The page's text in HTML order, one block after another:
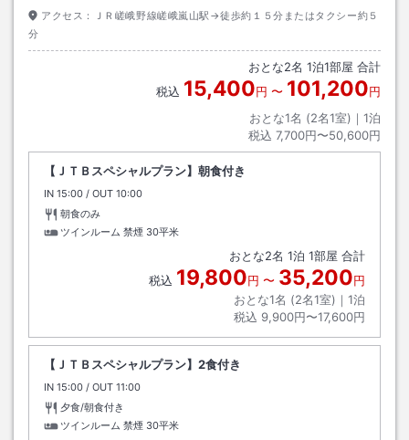
アクセス：
ＪＲ嵯峨野線嵯峨嵐山駅→徒歩約１５分またはタクシー約５
分
おとな2名 1泊1部屋 合計
税込 15,400円 〜 101,200円
おとな1名 (2名1室)｜ 1泊
税込 7,700円〜50,600円
【ＪＴＢスペシャルプラン】朝食付き
IN チェックイン
15:00 / OUT チェックアウト
10:00
朝食のみ
ツインルーム 禁煙 30平米
おとな2名 1泊 1部屋 合計
税込 19,800円 〜 35,200円
おとな1名 (2名1室)｜ 1泊
税込 9,900円〜17,600円
【ＪＴＢスペシャルプラン】2食付き
IN チェックイン
15:00 / OUT チェックアウト
11:00
夕食/朝食付き
ツインルーム 禁煙 30平米